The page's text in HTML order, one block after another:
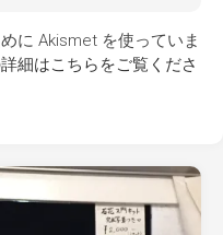
に Akismet を使っていま
細はこちらをご覧くださ